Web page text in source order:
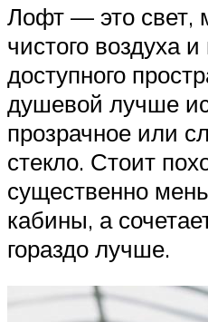
Лофт — это свет,
чистого воздуха
доступного
душевой лучше
прозрачное или
стекло. Стоит
существенно
кабины, а
гораздо лучше.